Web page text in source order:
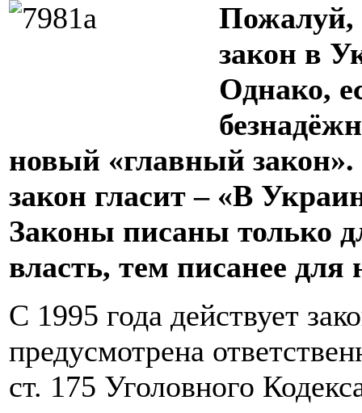
Пожалуй,
закон в
Однако,
новый «главный
закон гласит – «В
Законы писаны только
власть, тем писанее для
С 1995 года действует
предусмотрена
ст. 175 Уголовного